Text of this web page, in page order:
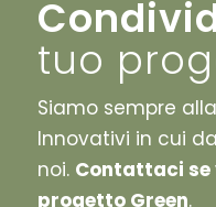
tuo
Siamo sempre
Innovativi in cui
noi. Contattaci se
progetto Green.